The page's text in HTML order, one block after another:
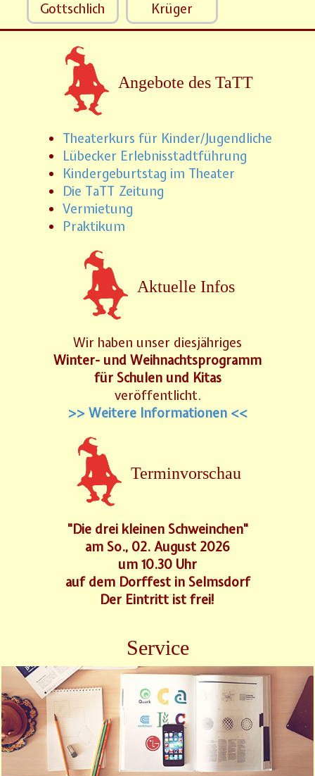
Gottschlich
Krüger
Angebote des TaTT
Theaterkurs für Kinder/Jugendliche
Lübecker Erlebnisstadtführung
Kindergeburtstag im Theater
Die TaTT Zeitung
Vermietung
Praktikum
Aktuelle Infos
Wir haben unser diesjähriges
Winter- und Weihnachtsprogramm
für Schulen und Kitas
veröffentlicht.
>> Weitere Informationen <<
Terminvorschau
"Die drei kleinen Schweinchen"
am So., 02. August 2026
um 10.30 Uhr
auf dem Dorffest in Selmsdorf
Der Eintritt ist frei!
Service